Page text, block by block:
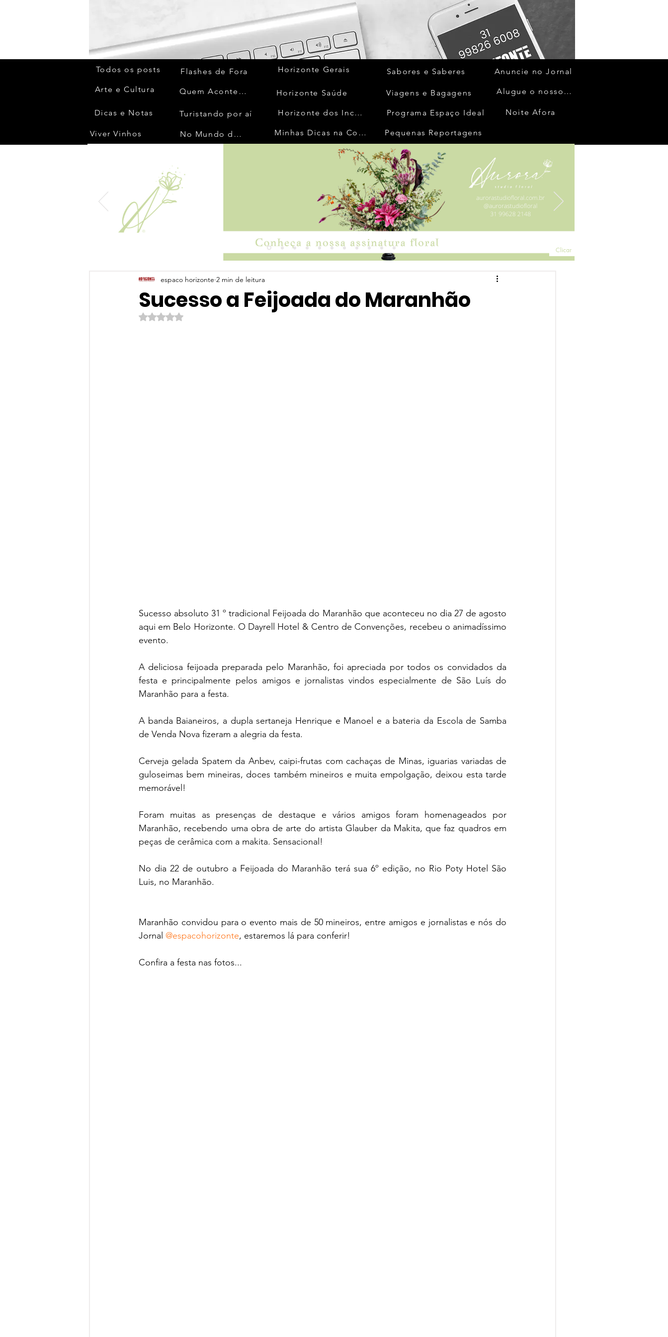
Todos os posts
Arte e Cultura
Dicas e Notas
Viver Vinhos
Flashes de Fora
Quem Acontece
Turistando por aí
No Mundo da Moda
Horizonte Gerais
Horizonte Saúde
Horizonte dos Inconfidentes
Minhas Dicas na Cozinha
Sabores e Saberes
Viagens e Bagagens
Programa Espaço Ideal
Anuncie no Jornal
Alugue o nosso espaço
Noite Afora
Pequenas Reportagens
Clicar
Sucesso a Feijoada do Maranhão
espaco horizonte 2 min de leitura
Avaliado com NaN de 5 estrelas.
Sucesso absoluto 31 º tradicional Feijoada do Maranhão que aconteceu no dia 27 de agosto
aqui em Belo Horizonte. O Dayrell Hotel & Centro de Convenções, recebeu o animadíssimo
evento.
A deliciosa feijoada preparada pelo Maranhão, foi apreciada por todos os convidados da
festa e principalmente pelos amigos e jornalistas vindos especialmente de São Luís do
Maranhão para a festa.
A banda Baianeiros, a dupla sertaneja Henrique e Manoel e a bateria da Escola de Samba
de Venda Nova fizeram a alegria da festa.
Cerveja gelada Spatem da Anbev, caipi-frutas com cachaças de Minas, iguarias variadas de
guloseimas bem mineiras, doces também mineiros e muita empolgação, deixou esta tarde
memorável!
Foram muitas as presenças de destaque e vários amigos foram homenageados por
Maranhão, recebendo uma obra de arte do artista Glauber da Makita, que faz quadros em
peças de cerâmica com a makita. Sensacional!
No dia 22 de outubro a Feijoada do Maranhão terá sua 6º edição, no Rio Poty Hotel São
Luis, no Maranhão.
Maranhão convidou para o evento mais de 50 mineiros, entre amigos e jornalistas e nós do
Jornal @espacohorizonte, estaremos lá para conferir!
Confira a festa nas fotos...